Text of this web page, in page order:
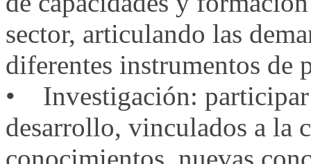
sector, articulando las
diferentes instrumentos de
• Investigación: participar
desarrollo, vinculados a la
conocimientos, nuevas